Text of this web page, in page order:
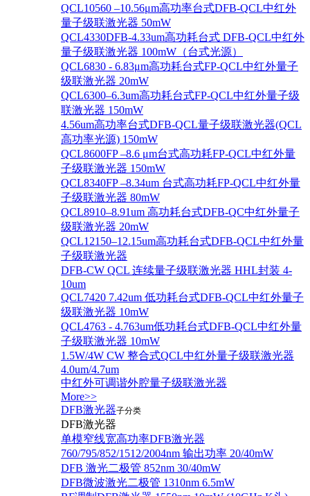
QCL10560 –10.56μm高功率台式DFB-QCL中红外
量子级联激光器 50mW
QCL4330DFB-4.33um高功耗台式 DFB-QCL中红外
量子级联激光器 100mW（台式光源）
QCL6830 - 6.83μm高功耗台式FP-QCL中红外量子
级联激光器 20mW
QCL6300–6.3um高功耗台式FP-QCL中红外量子级
联激光器 150mW
4.56um高功率台式DFB-QCL量子级联激光器(QCL
高功率光源) 150mW
QCL8600FP –8.6 μm台式高功耗FP-QCL中红外量
子级联激光器 150mW
QCL8340FP –8.34um 台式高功耗FP-QCL中红外量
子级联激光器 80mW
QCL8910–8.91um 高功耗台式DFB-QC中红外量子
级联激光器 20mW
QCL12150–12.15um高功耗台式DFB-QCL中红外量
子级联激光器
DFB-CW QCL 连续量子级联激光器 HHL封装 4-
10um
QCL7420 7.42um 低功耗台式DFB-QCL中红外量子
级联激光器 10mW
QCL4763 - 4.763um低功耗台式DFB-QCL中红外量
子级联激光器 10mW
1.5W/4W CW 整合式QCL中红外量子级联激光器
4.0um/4.7um
中红外可调谐外腔量子级联激光器
More>>
DFB激光器子分类
DFB激光器
单模窄线宽高功率DFB激光器
760/795/852/1512/2004nm 输出功率 20/40mW
DFB 激光二极管 852nm 30/40mW
DFB微波激光二极管 1310nm 6.5mW